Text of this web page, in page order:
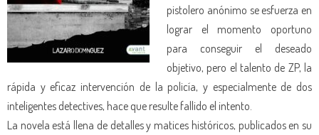
pistolero anónimo se esfuerza en
lograr el momento oportuno
para conseguir el deseado
objetivo, pero el talento de ZP, la
rápida y eficaz intervención de la policía, y especialmente de dos
inteligentes detectives, hace que resulte fallido el intento.
La novela está llena de detalles y matices históricos, publicados en su